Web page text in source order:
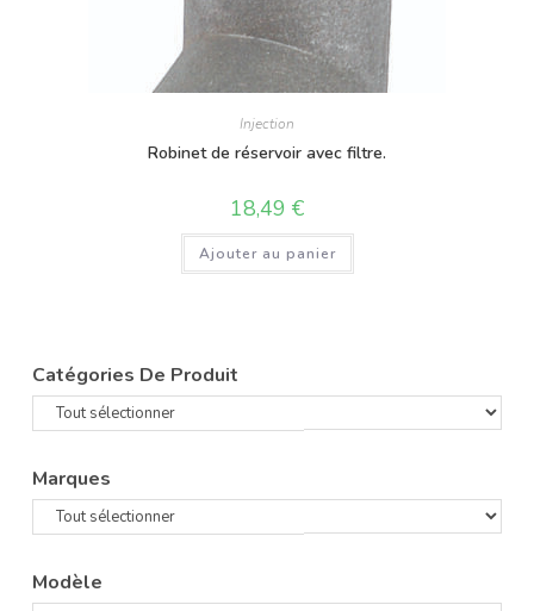
Injection
Robinet de réservoir avec filtre.
18,49 €
Ajouter au panier
Catégories De Produit
Marques
Modèle